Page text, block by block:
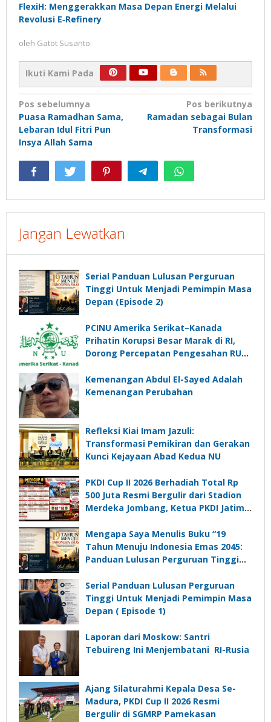
FlexiH: Menggerakkan Masa Depan Energi Melalui
Revolusi E‑Refinery
oleh Gatot Susanto
Ikuti Kami Pada
Navigasi
pos
Pos sebelumnya
Puasa Ramadhan Sama,
Lebaran Idul Fitri Pun
Insya Allah Sama
Pos berikutnya
Ramadan sebagai Bulan
Transformasi
Jangan Lewatkan
Serial Panduan Lulusan Perguruan
Tinggi Untuk Menjadi Pemimpin Masa
Depan (Episode 2)
PCINU Amerika Serikat–Kanada
Prihatin Korupsi Besar Marak di RI,
Dorong Percepatan Pengesahan RUU
Kemenangan Abdul El-Sayed Adalah
Kemenangan Perubahan
Refleksi Kiai Imam Jazuli:
Transformasi Pemikiran dan Gerakan
Kunci Kejayaan Abad Kedua NU
PKDI Cup II 2026 Berhadiah Total Rp
500 Juta Resmi Bergulir dari Stadion
Merdeka Jombang, Ketua PKDI Jatim:
Komunikasi Kades untuk Memajukan
Desa
Mengapa Saya Menulis Buku “19
Tahun Menuju Indonesia Emas 2045:
Panduan Lulusan Perguruan Tinggi
Depan”?
Serial Panduan Lulusan Perguruan
Tinggi Untuk Menjadi Pemimpin Masa
Depan ( Episode 1)
Laporan dari Moskow: Santri
Tebuireng Ini Menjembatani RI-Rusia
Ajang Silaturahmi Kepala Desa Se-
Madura, PKDI Cup II 2026 Resmi
Bergulir di SGMRP Pamekasan